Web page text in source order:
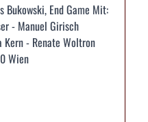
Bukowski, End Game Mit:
- Manuel Girisch
- Renate Woltron
Wien